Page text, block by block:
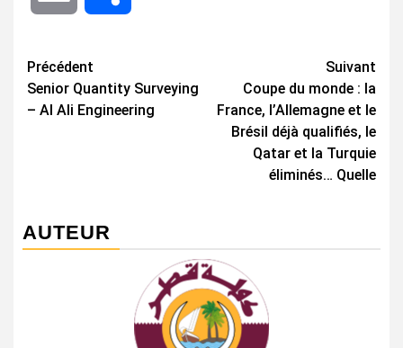
Navigation
d’article
Précédent
Senior Quantity Surveying
– Al Ali Engineering
Suivant
Coupe du monde : la
France, l’Allemagne et le
Brésil déjà qualifiés, le
Qatar et la Turquie
éliminés… Quelle
AUTEUR